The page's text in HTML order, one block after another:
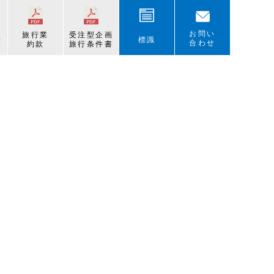
旅行業
約款
受注型企画
旅行条件書
標識
お問い
合わせ